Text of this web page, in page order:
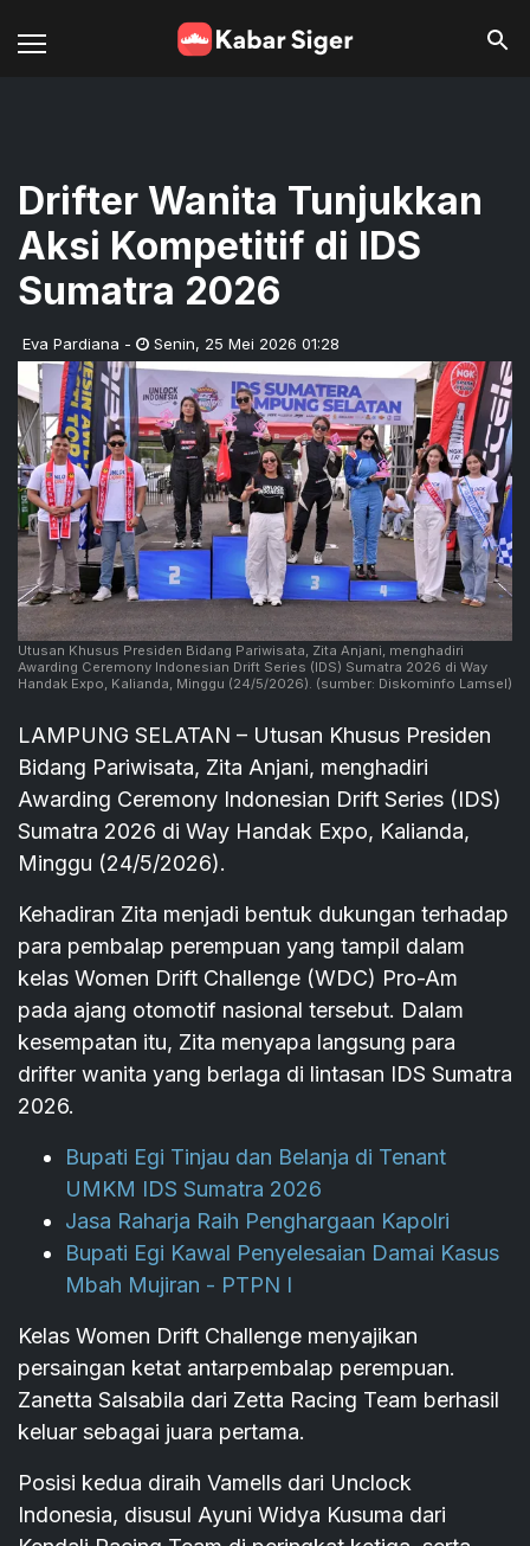
Drifter Wanita Tunjukkan
Aksi Kompetitif di IDS
Sumatra 2026
Eva Pardiana - Senin, 25 Mei 2026 01:28
Utusan Khusus Presiden Bidang Pariwisata, Zita Anjani, menghadiri
Awarding Ceremony Indonesian Drift Series (IDS) Sumatra 2026 di Way
Handak Expo, Kalianda, Minggu (24/5/2026). (sumber: Diskominfo Lamsel)
LAMPUNG SELATAN – Utusan Khusus Presiden
Bidang Pariwisata, Zita Anjani, menghadiri
Awarding Ceremony Indonesian Drift Series (IDS)
Sumatra 2026 di Way Handak Expo, Kalianda,
Minggu (24/5/2026).
Kehadiran Zita menjadi bentuk dukungan terhadap
para pembalap perempuan yang tampil dalam
kelas Women Drift Challenge (WDC) Pro-Am
pada ajang otomotif nasional tersebut. Dalam
kesempatan itu, Zita menyapa langsung para
drifter wanita yang berlaga di lintasan IDS Sumatra
2026.
Bupati Egi Tinjau dan Belanja di Tenant
UMKM IDS Sumatra 2026
Jasa Raharja Raih Penghargaan Kapolri
Bupati Egi Kawal Penyelesaian Damai Kasus
Mbah Mujiran - PTPN I
Kelas Women Drift Challenge menyajikan
persaingan ketat antarpembalap perempuan.
Zanetta Salsabila dari Zetta Racing Team berhasil
keluar sebagai juara pertama.
Posisi kedua diraih Vamells dari Unclock
Indonesia, disusul Ayuni Widya Kusuma dari